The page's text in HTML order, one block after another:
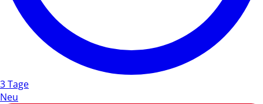
3 Tage
Neu